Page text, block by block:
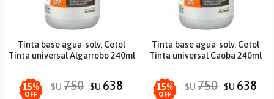
Tinta base agua-solv. Cetol
Tinta universal Algarrobo 240ml
15%
OFF
$U 750 $U 638
Tinta base agua-solv. Cetol
Tinta universal Caoba 240ml
15%
OFF
$U 750 $U 638